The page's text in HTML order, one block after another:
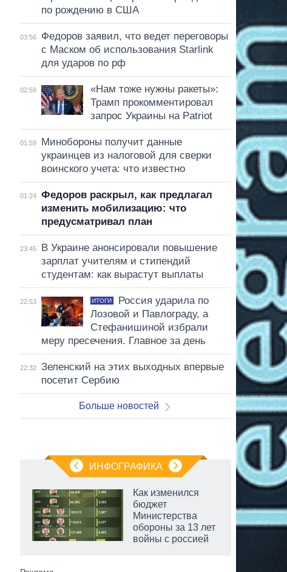
по рождению в США
03:56
Федоров заявил, что ведет переговоры
с Маском об использования Starlink
для ударов по рф
02:59
«Нам тоже нужны ракеты»:
Трамп прокомментировал
запрос Украины на Patriot
01:59
Минобороны получит данные
украинцев из налоговой для сверки
воинского учета: что известно
01:24
Федоров раскрыл, как предлагал
изменить мобилизацию: что
предусматривал план
23:45
В Украине анонсировали повышение
зарплат учителям и стипендий
студентам: как вырастут выплаты
22:53 ИТОГИ
Россия ударила по
Лозовой и Павлограду, а
Стефанишиной избрали
меру пресечения. Главное за день
22:32
Зеленский на этих выходных впервые
посетит Сербию
Больше новостей
ИНФОГРАФИКА
Как изменился
бюджет
Министерства
обороны за 13 лет
войны с россией